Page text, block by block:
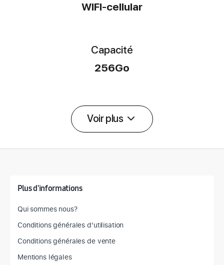
WIFI-cellular
Capacité
256Go
Voir plus
Plus d'informations
Qui sommes nous?
Conditions générales d'utilisation
Conditions générales de vente
Mentions légales